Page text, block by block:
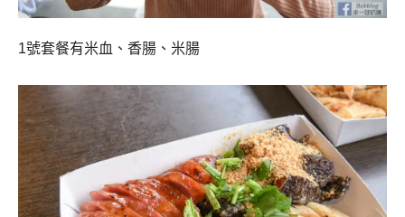
1號套餐有米血、香腸、米腸